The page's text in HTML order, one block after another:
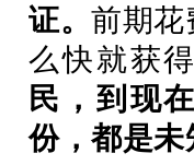
证。前期花
么快就获
民，到现
份，都是未